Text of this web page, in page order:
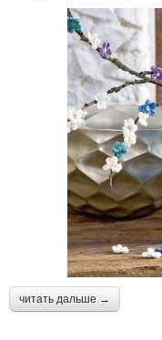
читать дальше →